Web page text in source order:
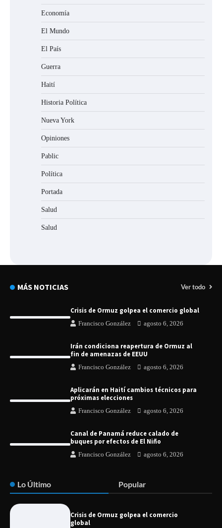
Economía
El Mundo
El País
Guerra
Haití
Historia Política
Nueva York
Opiniones
Pablic
Política
Portada
Salud
Salud
MÁS NOTICIAS Ver todo
Crisis de Ormuz golpea el comercio global
Francisco González agosto 6, 2026
Irán condiciona reapertura de Ormuz al
fin de amenazas de EEUU
Francisco González agosto 6, 2026
Aplicarán en Haití cambios técnicos para
próximas elecciones
Francisco González agosto 6, 2026
Canal de Panamá reduce calado de
buques por efectos de El Niño
Francisco González agosto 6, 2026
Lo Último Popular
Crisis de Ormuz golpea el comercio
global